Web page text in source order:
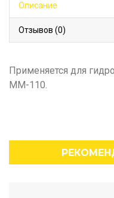
Описание
Отзывов (0)
Применяется для
ММ-110.